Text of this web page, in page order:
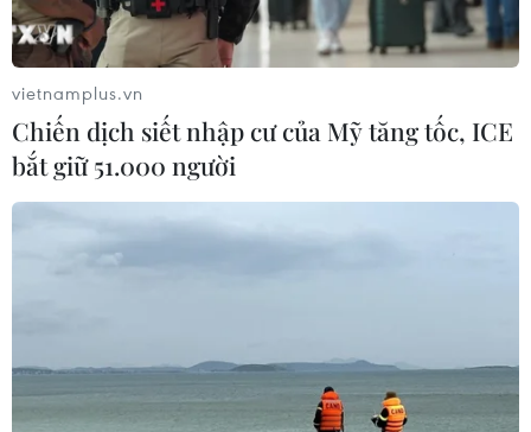
vietnamplus.vn
Chiến dịch siết nhập cư của Mỹ tăng tốc, ICE
bắt giữ 51.000 người